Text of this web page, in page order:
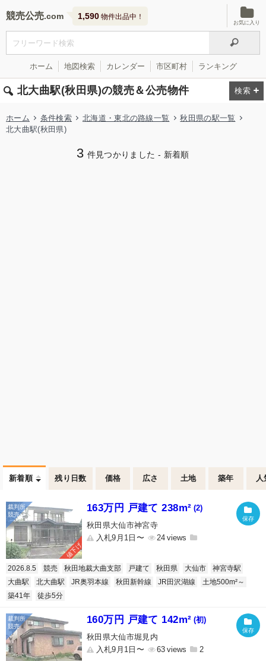
競売公売 1,590 物件出品中！
お気に入り
ホーム 地図検索 カレンダー 市区町村 ランキング
北大曲駅(秋田県)の競売＆公売物件
ホーム 条件検索 北海道・東北の路線一覧
秋田県の駅一覧
北大曲駅(秋田県)
3 件見つかりました - 新着順
新着順 残り日数 価格 広さ 土地 築年 人
値下げ
163万円 戸建て 238m² (2)
秋田県大仙市神宮寺
入札9月1日〜
24
2026.8.5 競売 秋田地裁大曲支部 戸建て 秋田県 大仙市
神宮寺駅
大曲駅
北大曲駅 JR奥羽本線 秋田新幹線 JR田沢湖線
土地500m²～
築41年
徒歩5分
160万円 戸建て 142m² (初)
秋田県大仙市堀見内
入札9月1日〜
63 2